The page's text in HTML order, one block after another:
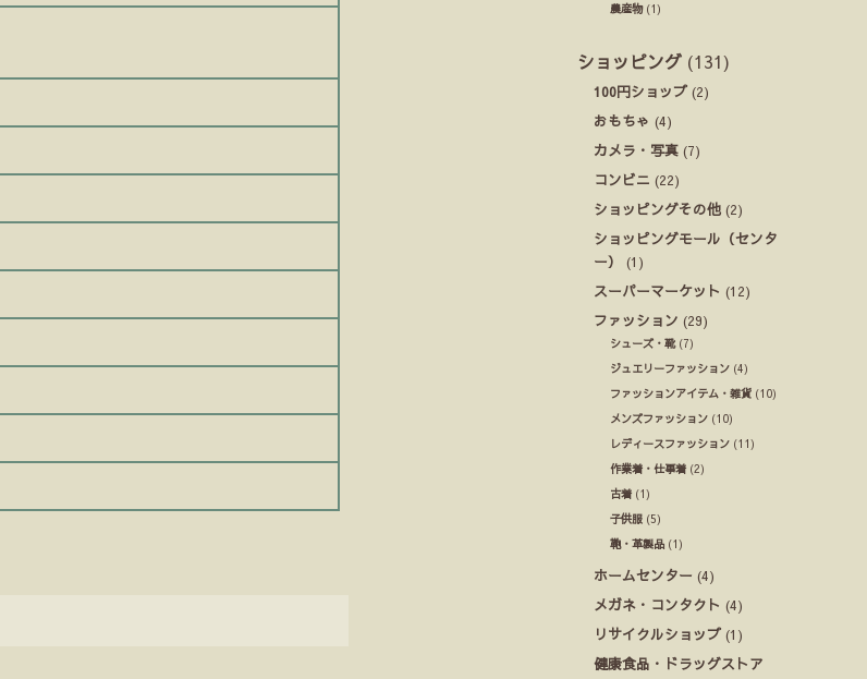
農産物(1)
ショッピング (131)
100円ショップ (2)
おもちゃ (4)
カメラ・写真 (7)
コンビニ (22)
ショッピングその他 (2)
ショッピングモール（センタ
ー）
(1)
スーパーマーケット (12)
ファッション (29)
シューズ・靴(7)
ジュエリーファッション (4)
ファッションアイテム・雑貨 (10)
メンズファッション (10)
レディースファッション (11)
作業着・仕事着 (2)
古着 (1)
子供服 (5)
鞄・革製品 (1)
ホームセンター (4)
メガネ・コンタクト (4)
リサイクルショップ (1)
健康食品・ドラッグストア